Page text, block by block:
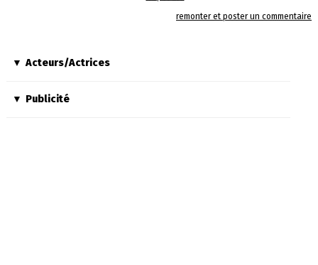
remonter et poster un commentaire
Acteurs/Actrices
Publicité